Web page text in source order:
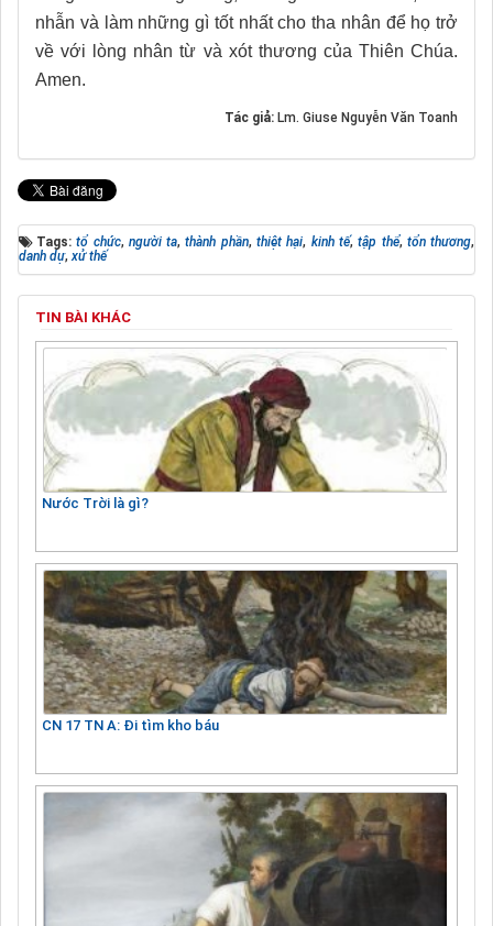
nhẫn và làm những gì tốt nhất cho tha nhân để họ trở
về với lòng nhân từ và xót thương của Thiên Chúa.
Amen.
Tác giả: Lm. Giuse Nguyễn Văn Toanh
Tags:tổ chức, người ta,thành phần,thiệt hại, kinh tế,tập thể, tổn thương,
danh dự, xử thế
TIN BÀI KHÁC
Nước Trời là gì?
CN 17 TN A: Đi tìm kho báu